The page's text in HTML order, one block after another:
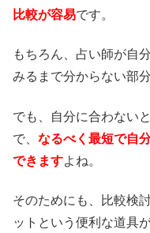
比較が容易です。
もちろん、占い師が自
みるまで分からない部
でも、自分に合わない
で、 なるべく最短で自
できますよね。
そのためにも、比較検
ットという便利な道具